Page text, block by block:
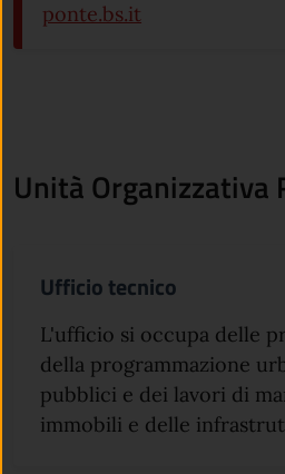
ponte.bs.it
Unità Organizzativa
Ufficio tecnico
L'ufficio si occupa delle
della programmazione
pubblici e dei lavori di
immobili e delle